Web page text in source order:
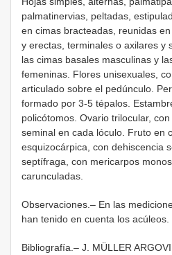
palmatinervias, peltadas,
en cimas bracteadas, reunidas
y erectas, terminales o axilares y
las cimas basales masculinas y
femeninas. Flores unisexuales,
articulado sobre el pedúnculo.
formado por 3-5 tépalos.
policótomos. Ovario trilocular,
seminal en cada lóculo. Fruto en
esquizocárpica, con dehiscencia
septífraga, con mericarpos
carunculadas.
Observaciones.– En las
han tenido en cuenta los acúleos.
Bibliografía.– J. MÜLLER